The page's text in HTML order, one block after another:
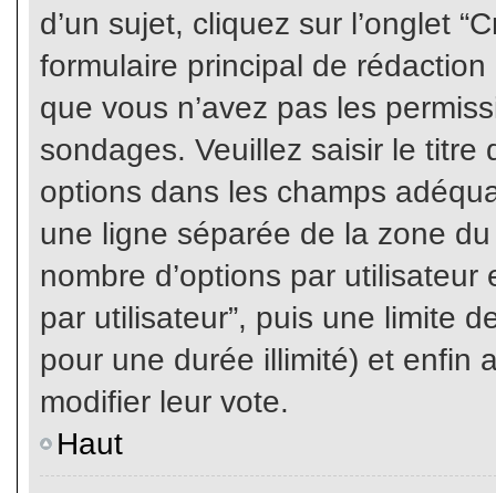
d’un sujet, cliquez sur l’onglet
formulaire principal de
que vous n’avez pas les
sondages. Veuillez saisir le
options dans les champs
une ligne séparée de la zone
nombre d’options par
par utilisateur”, puis une limite
pour une durée illimité) et enfin
modifier leur vote.
Haut